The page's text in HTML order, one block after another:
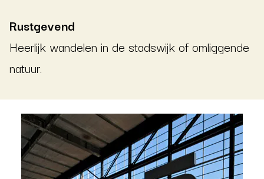
Rustgevend
Heerlijk wandelen in de stadswijk of omliggende
natuur.